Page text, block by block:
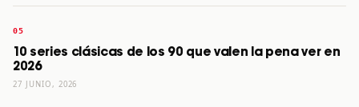
10 series clásicas de los 90 que valen la pena ver en
2026
27 JUNIO, 2026